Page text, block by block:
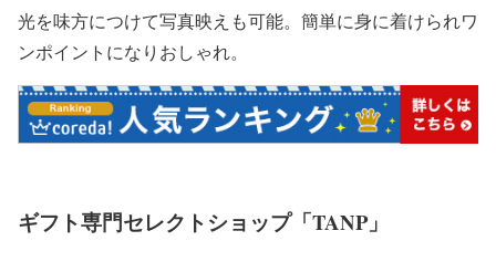
光を味方につけて写真映えも可能。簡単に身に着けられワ
ンポイントになりおしゃれ。
ギフト専門セレクトショップ「TANP」